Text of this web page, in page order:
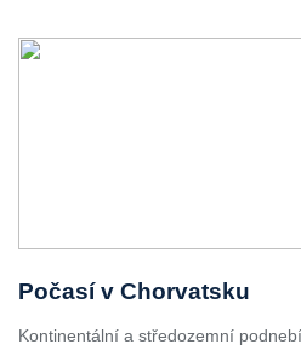
Počasí v Chorvatsku
Kontinentální a středozemní